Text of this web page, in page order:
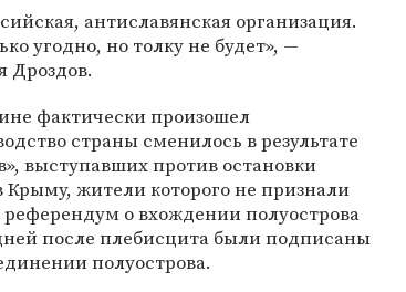
антиславянская организация.
угодно, но толку не будет», —
Дроздов.
фактически произошел
страны сменилось в результате
выступавших против остановки
жители которого не признали
о вхождении полуострова
после плебисцита были подписаны
полуострова.